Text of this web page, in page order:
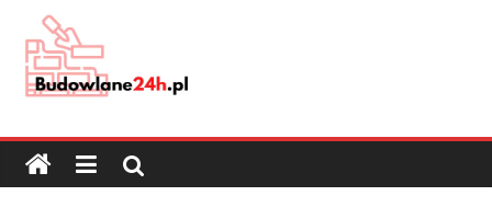
content
Budowlane24h.pl
portal
budowlany